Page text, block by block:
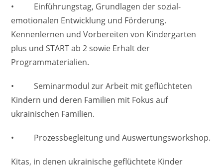
• Einführungstag, Grundlagen der sozial-
emotionalen Entwicklung und Förderung.
Kennenlernen und Vorbereiten von Kindergarten
plus und START ab 2 sowie Erhalt der
Programmaterialien.
• Seminarmodul zur Arbeit mit geflüchteten
Kindern und deren Familien mit Fokus auf
ukrainischen Familien.
• Prozessbegleitung und Auswertungsworkshop.
Kitas, in denen ukrainische geflüchtete Kinder